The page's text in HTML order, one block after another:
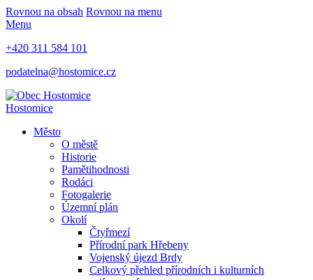
Rovnou na obsah Rovnou na menu
Menu
+420 311 584 101
podatelna@hostomice.cz
Hostomice
Město
O městě
Historie
Pamětihodnosti
Rodáci
Fotogalerie
Územní plán
Okolí
Čtyřmezí
Přírodní park Hřebeny
Vojenský újezd Brdy
Celkový přehled přírodních i kulturních